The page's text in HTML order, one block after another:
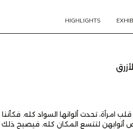
HIGHLIGHTS
امرأة، تحدت ألوانها السواد كله.
أثوابهن لتتسع المكان كله. فيصبح ذلك